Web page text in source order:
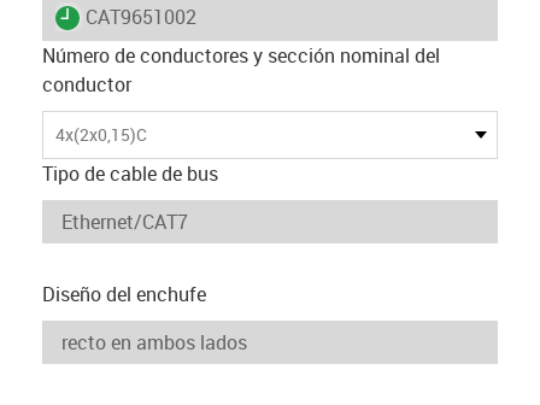
igus-icon-lieferzeit
CAT9651002
Número de conductores y sección nominal del
conductor
4x(2x0,15)C
Tipo de cable de bus
Diseño del enchufe